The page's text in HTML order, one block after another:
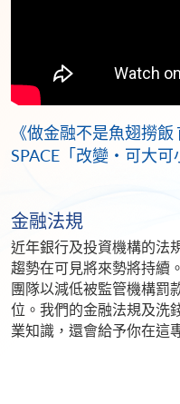
《做金融不是魚翅撈
SPACE「改變‧可大可
金融法規
近年銀行及投資機構的法
趨勢在可見將來勢將持續
團隊以減低被監管機構罰
位。我們的金融法規及洗
業知識，還會給予你在這